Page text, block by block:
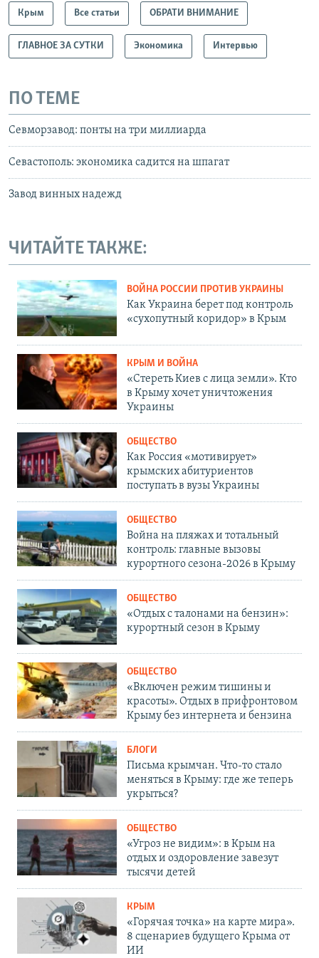
Крым Все статьи ОБРАТИ ВНИМАНИЕ
ГЛАВНОЕ ЗА СУТКИ Экономика Интервью
ПО ТЕМЕ
Севморзавод: понты на три миллиарда
Севастополь: экономика садится на шпагат
Завод винных надежд
ЧИТАЙТЕ ТАКЖЕ:
ВОЙНА РОССИИ ПРОТИВ УКРАИНЫ
Как Украина берет под контроль
«сухопутный коридор» в Крым
КРЫМ И ВОЙНА
«Стереть Киев с лица земли». Кто
в Крыму хочет уничтожения
Украины
ОБЩЕСТВО
Как Россия «мотивирует»
крымских абитуриентов
поступать в вузы Украины
ОБЩЕСТВО
Война на пляжах и тотальный
контроль: главные вызовы
курортного сезона-2026 в Крыму
ОБЩЕСТВО
«Отдых с талонами на бензин»:
курортный сезон в Крыму
ОБЩЕСТВО
«Включен режим тишины и
красоты». Отдых в прифронтовом
Крыму без интернета и бензина
БЛОГИ
Письма крымчан. Что-то стало
меняться в Крыму: где же теперь
укрыться?
ОБЩЕСТВО
«Угроз не видим»: в Крым на
отдых и оздоровление завезут
тысячи детей
КРЫМ
«Горячая точка» на карте мира».
8 сценариев будущего Крыма от
ИИ